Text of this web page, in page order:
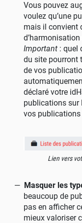
Vous pouvez
voulez qu’une
mais il convient
Important : quel
du site pourront
de vos
déclaré votre
publications sur
vos publications
Lien vers
Masquer les
beaucoup de
pas en afficher
mieux valoriser